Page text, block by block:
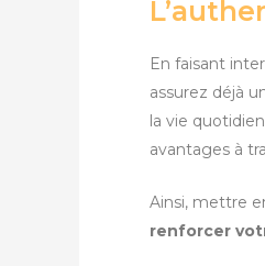
En faisant
assurez déjà
la vie
avantages à
Ainsi, mettre
renforcer